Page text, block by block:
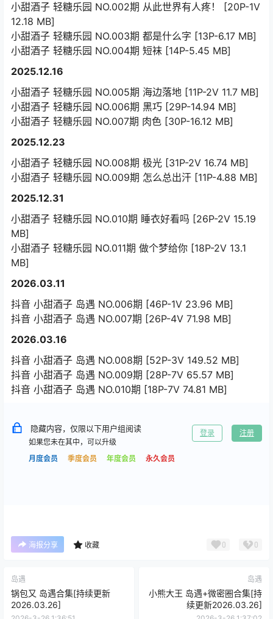
小甜酒子 轻糖乐园 NO.002期 从此世界有人疼！ [20P-1V
12.18 MB]
小甜酒子 轻糖乐园 NO.003期 都是什么字 [13P-6.17 MB]
小甜酒子 轻糖乐园 NO.004期 短袜 [14P-5.45 MB]
2025.12.16
小甜酒子 轻糖乐园 NO.005期 海边落地 [11P-2V 11.7 MB]
小甜酒子 轻糖乐园 NO.006期 黑巧 [29P-14.94 MB]
小甜酒子 轻糖乐园 NO.007期 肉色 [30P-16.12 MB]
2025.12.23
小甜酒子 轻糖乐园 NO.008期 极光 [31P-2V 16.74 MB]
小甜酒子 轻糖乐园 NO.009期 怎么总出汗 [11P-4.88 MB]
2025.12.31
小甜酒子 轻糖乐园 NO.010期 睡衣好看吗 [26P-2V 15.19
MB]
小甜酒子 轻糖乐园 NO.011期 做个梦给你 [18P-2V 13.1
MB]
2026.03.11
抖音 小甜酒子 岛遇 NO.006期 [46P-1V 23.96 MB]
抖音 小甜酒子 岛遇 NO.007期 [26P-4V 71.98 MB]
2026.03.16
抖音 小甜酒子 岛遇 NO.008期 [52P-3V 149.52 MB]
抖音 小甜酒子 岛遇 NO.009期 [28P-7V 65.57 MB]
抖音 小甜酒子 岛遇 NO.010期 [18P-7V 74.81 MB]
隐藏内容，仅限以下用户组阅读
如果您未在其中，可以升级
月度会员
季度会员 年度会员 永久会员
登录 注册
海报分享 收藏 0 0
岛遇
锅包又 岛遇合集[持续更新
2026.03.26]
岛遇
小熊大王 岛遇+微密圈合集[持
续更新2026.03.26]